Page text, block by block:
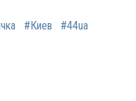
#Киев #44ua